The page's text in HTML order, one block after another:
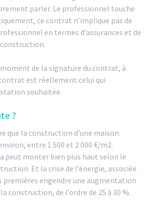
parler. Le professionnel touche
ce contrat n’implique pas de
en termes d’assurances et de
de la signature du contrat, à
est réellement celui qui
souhaitée.
?
que la construction d’une maison
entre 1 500 et 2 000 €/m2.
peut monter bien plus haut selon le
Et la crise de l’énergie, associée
premières engendre une augmentation
construction, de l’ordre de 25 à 30 %.